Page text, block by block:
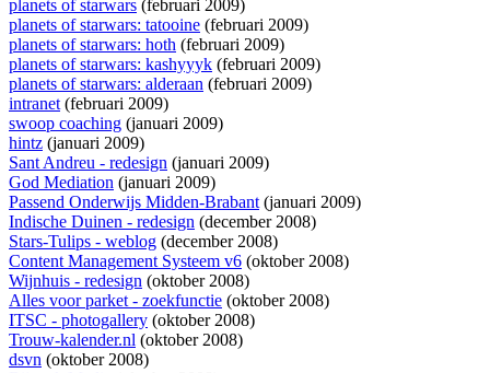
planets of starwars (februari 2009)
planets of starwars: tatooine (februari 2009)
planets of starwars: hoth (februari 2009)
planets of starwars: kashyyyk (februari 2009)
planets of starwars: alderaan (februari 2009)
intranet(februari 2009)
swoop coaching (januari 2009)
hintz (januari 2009)
Sant Andreu - redesign (januari 2009)
God Mediation (januari 2009)
Passend Onderwijs Midden-Brabant(januari 2009)
Indische Duinen - redesign (december 2008)
Stars-Tulips - weblog (december 2008)
Content Management Systeem v6 (oktober 2008)
Wijnhuis - redesign (oktober 2008)
Alles voor parket - zoekfunctie (oktober 2008)
ITSC - photogallery (oktober 2008)
Trouw-kalender.nl (oktober 2008)
dsvn (oktober 2008)